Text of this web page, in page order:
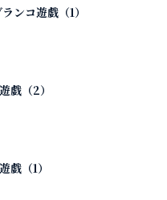
コ遊戯（1）
（2）
（1）